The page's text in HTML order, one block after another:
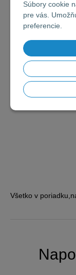
Súbory cookie
pre vás.
preferencie.
Všetko v